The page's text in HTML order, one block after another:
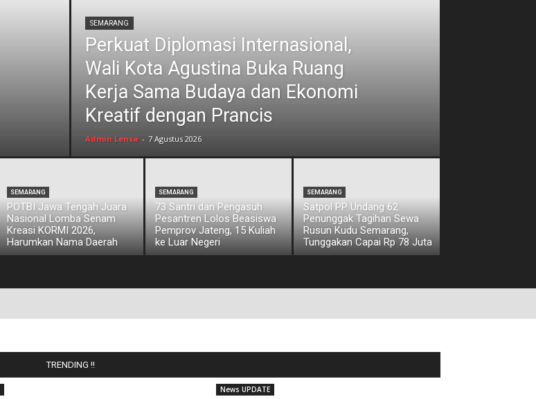
SEMARANG
Perkuat Diplomasi Internasional,
Wali Kota Agustina Buka Ruang
Kerja Sama Budaya dan Ekonomi
Kreatif dengan Prancis
Admin Lensa - 7 Agustus 2026
SEMARANG
POTBI Jawa Tengah Juara
Nasional Lomba Senam
Kreasi KORMI 2026,
Harumkan Nama Daerah
SEMARANG
73 Santri dan Pengasuh
Pesantren Lolos Beasiswa
Pemprov Jateng, 15 Kuliah
ke Luar Negeri
SEMARANG
Satpol PP Undang 62
Penunggak Tagihan Sewa
Rusun Kudu Semarang,
Tunggakan Capai Rp 78 Juta
TRENDING !!
News UPDATE